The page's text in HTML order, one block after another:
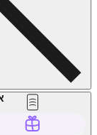
איזה